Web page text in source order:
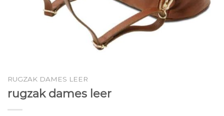
RUGZAK DAMES LEER
rugzak dames leer